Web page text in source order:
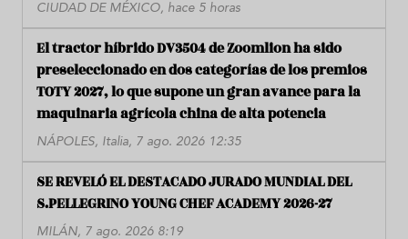
CIUDAD DE MÉXICO, hace 5 horas
El tractor híbrido DV3504 de Zoomlion ha sido
preseleccionado en dos categorías de los premios
TOTY 2027, lo que supone un gran avance para la
maquinaria agrícola china de alta potencia
NÁPOLES, Italia, 7 ago. 2026 12:35
SE REVELÓ EL DESTACADO JURADO MUNDIAL DEL
S.PELLEGRINO YOUNG CHEF ACADEMY 2026-27
MILÁN, 7 ago. 2026 8:19